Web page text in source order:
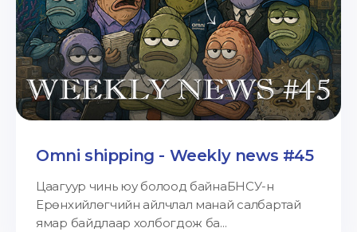
Omni shipping - Weekly news #45
Цаагуур чинь юу болоод байнаБНСУ-н
Ерөнхийлөгчийн айлчлал манай салбартай
ямар байдлаар холбогдож ба...